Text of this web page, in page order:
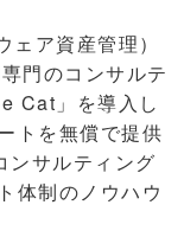
ア資産管理）
門のコンサルテ
Cat」を導入し
トを無償で提供
ンサルティング
体制のノウハウ